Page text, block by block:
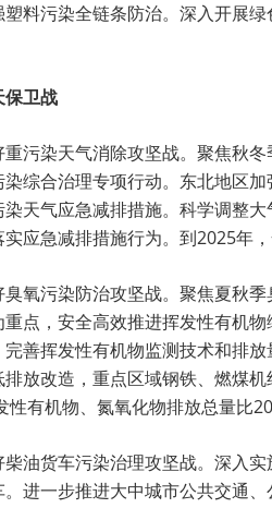
料污染全链条防治。深入开展
保卫战
重污染天气消除攻坚战。聚焦秋
综合治理专项行动。东北地区
天气应急减排措施。科学调整
应急减排措施行为。到2025年
臭氧污染防治攻坚战。聚焦夏秋
点，安全高效推进挥发性有机
善挥发性有机物监测技术和排
放改造，重点区域钢铁、燃煤
性有机物、氮氧化物排放总量比
柴油货车污染治理攻坚战。深入
进一步推进大中城市公共交通